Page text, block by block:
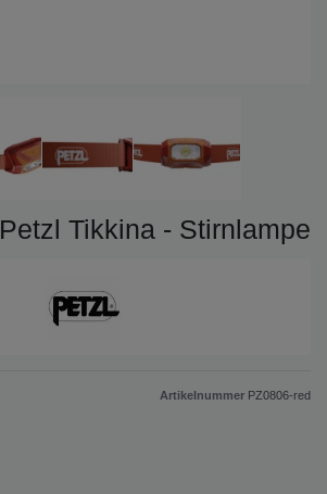
Petzl Tikkina - Stirnlampe
Artikelnummer PZ0806-red